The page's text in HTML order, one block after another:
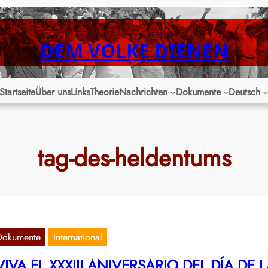
DEM VOLKE DIENEN
StartseiteÜber unsLinksTheorieNachrichten Dokumente Deutsch
tag-des-heldentums
International